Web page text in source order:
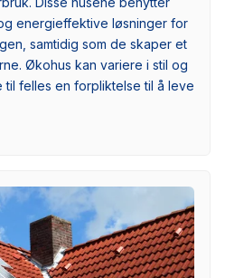
energieffektive løsninger for
samtidig som de skaper et
Økohus kan variere i stil og
til felles en forpliktelse til å leve